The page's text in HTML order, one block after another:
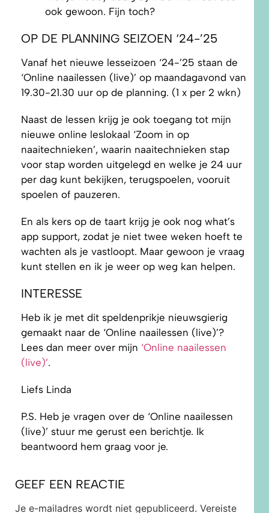
ook gewoon. Fijn toch?
OP DE PLANNING SEIZOEN ‘24-’25
Vanaf het nieuwe lesseizoen ‘24-’25 staan de
‘Online naailessen (live)’ op maandagavond van
19.30-21.30 uur op de planning. (1 x per 2 wkn)
Naast de lessen krijg je ook toegang tot mijn
nieuwe online leslokaal ‘Zoom in op
naaitechnieken’, waarin naaitechnieken stap
voor stap worden uitgelegd en welke je 24 uur
per dag kunt bekijken, terugspoelen, vooruit
spoelen of pauzeren.
En als kers op de taart krijg je ook nog what’s
app support, zodat je niet twee weken hoeft te
wachten als je vastloopt. Maar gewoon je vraag
kunt stellen en ik je weer op weg kan helpen.
INTERESSE
Heb ik je met dit speldenprikje nieuwsgierig
gemaakt naar de ‘Online naailessen (live)’?
Lees dan meer over mijn ‘Online naailessen
(live)’.
Liefs Linda
P.S. Heb je vragen over de ‘Online naailessen
(live)’ stuur me gerust een berichtje. Ik
beantwoord hem graag voor je.
GEEF EEN REACTIE
Je e-mailadres wordt niet gepubliceerd. Vereiste